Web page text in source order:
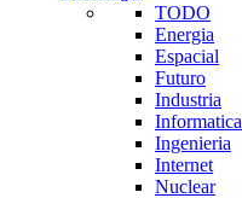
TODO
Energia
Espacial
Futuro
Industria
Informatica
Ingenieria
Internet
Nuclear